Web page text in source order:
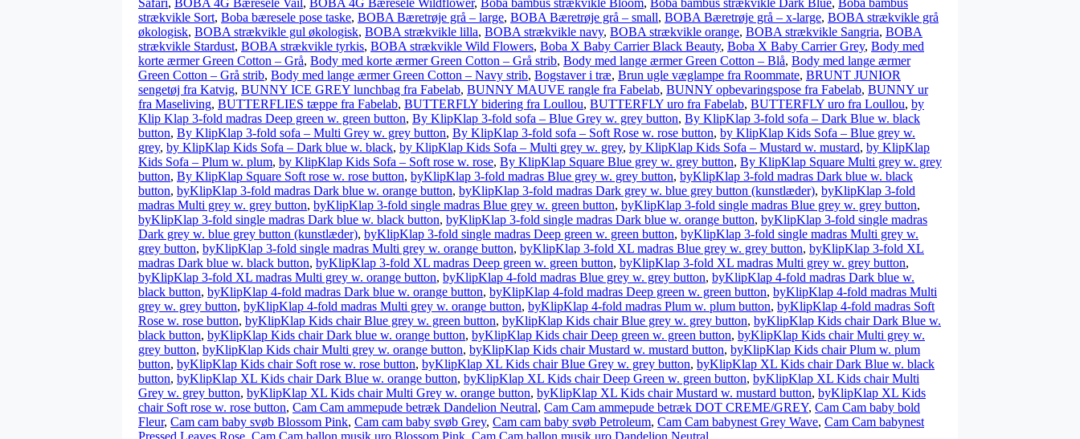
Safari, BOBA 4G Bæresele Vail, BOBA 4G Bæresele Wildflower, Boba bambus strækvikle Bloom, Boba bambus strækvikle Dark Blue, Boba bambus
strækvikle Sort, Boba bæresele pose taske, BOBA Bæretrøje grå – large, BOBA Bæretrøje grå – small, BOBA Bæretrøje grå – x-large, BOBA strækvikle grå
økologisk, BOBA strækvikle gul økologisk, BOBA strækvikle lilla, BOBA strækvikle navy, BOBA strækvikle orange, BOBA strækvikle Sangria, BOBA
strækvikle Stardust, BOBA strækvikle tyrkis, BOBA strækvikle Wild Flowers, Boba X Baby Carrier Black Beauty, Boba X Baby Carrier Grey, Body med
korte ærmer Green Cotton – Grå, Body med korte ærmer Green Cotton – Grå strib, Body med lange ærmer Green Cotton – Blå, Body med lange ærmer
Green Cotton – Grå strib, Body med lange ærmer Green Cotton – Navy strib, Bogstaver i træ, Brun ugle væglampe fra Roommate, BRUNT JUNIOR
sengetøj fra Katvig, BUNNY ICE GREY lunchbag fra Fabelab, BUNNY MAUVE rangle fra Fabelab, BUNNY opbevaringspose fra Fabelab, BUNNY ur
fra Maseliving, BUTTERFLIES tæppe fra Fabelab, BUTTERFLY bidering fra Loullou, BUTTERFLY uro fra Fabelab, BUTTERFLY uro fra Loullou, by
Klip Klap 3-fold madras Deep green w. green button, By KlipKlap 3-fold sofa – Blue Grey w. grey button, By KlipKlap 3-fold sofa – Dark Blue w. black
button, By KlipKlap 3-fold sofa – Multi Grey w. grey button, By KlipKlap 3-fold sofa – Soft Rose w. rose button, by KlipKlap Kids Sofa – Blue grey w.
grey, by KlipKlap Kids Sofa – Dark blue w. black, by KlipKlap Kids Sofa – Multi grey w. grey, by KlipKlap Kids Sofa – Mustard w. mustard, by KlipKlap
Kids Sofa – Plum w. plum, by KlipKlap Kids Sofa – Soft rose w. rose, By KlipKlap Square Blue grey w. grey button, By KlipKlap Square Multi grey w. grey
button, By KlipKlap Square Soft rose w. rose button, byKlipKlap 3-fold madras Blue grey w. grey button, byKlipKlap 3-fold madras Dark blue w. black
button, byKlipKlap 3-fold madras Dark blue w. orange button, byKlipKlap 3-fold madras Dark grey w. blue grey button (kunstlæder), byKlipKlap 3-fold
madras Multi grey w. grey button, byKlipKlap 3-fold single madras Blue grey w. green button, byKlipKlap 3-fold single madras Blue grey w. grey button,
byKlipKlap 3-fold single madras Dark blue w. black button, byKlipKlap 3-fold single madras Dark blue w. orange button, byKlipKlap 3-fold single madras
Dark grey w. blue grey button (kunstlæder), byKlipKlap 3-fold single madras Deep green w. green button, byKlipKlap 3-fold single madras Multi grey w.
grey button, byKlipKlap 3-fold single madras Multi grey w. orange button, byKlipKlap 3-fold XL madras Blue grey w. grey button, byKlipKlap 3-fold XL
madras Dark blue w. black button, byKlipKlap 3-fold XL madras Deep green w. green button, byKlipKlap 3-fold XL madras Multi grey w. grey button,
byKlipKlap 3-fold XL madras Multi grey w. orange button, byKlipKlap 4-fold madras Blue grey w. grey button, byKlipKlap 4-fold madras Dark blue w.
black button, byKlipKlap 4-fold madras Dark blue w. orange button, byKlipKlap 4-fold madras Deep green w. green button, byKlipKlap 4-fold madras Multi
grey w. grey button, byKlipKlap 4-fold madras Multi grey w. orange button, byKlipKlap 4-fold madras Plum w. plum button, byKlipKlap 4-fold madras Soft
Rose w. rose button, byKlipKlap Kids chair Blue grey w. green button, byKlipKlap Kids chair Blue grey w. grey button, byKlipKlap Kids chair Dark Blue w.
black button, byKlipKlap Kids chair Dark blue w. orange button, byKlipKlap Kids chair Deep green w. green button, byKlipKlap Kids chair Multi grey w.
grey button, byKlipKlap Kids chair Multi grey w. orange button, byKlipKlap Kids chair Mustard w. mustard button, byKlipKlap Kids chair Plum w. plum
button, byKlipKlap Kids chair Soft rose w. rose button, byKlipKlap XL Kids chair Blue Grey w. grey button, byKlipKlap XL Kids chair Dark Blue w. black
button, byKlipKlap XL Kids chair Dark Blue w. orange button, byKlipKlap XL Kids chair Deep Green w. green button, byKlipKlap XL Kids chair Multi
Grey w. grey button, byKlipKlap XL Kids chair Multi Grey w. orange button, byKlipKlap XL Kids chair Mustard w. mustard button, byKlipKlap XL Kids
chair Soft rose w. rose button, Cam Cam ammepude betræk Dandelion Neutral, Cam Cam ammepude betræk DOT CREME/GREY, Cam Cam baby bold
Fleur, Cam cam baby svøb Blossom Pink, Cam cam baby svøb Grey, Cam cam baby svøb Petroleum, Cam Cam babynest Grey Wave, Cam Cam babynest
Pressed Leaves Rose Cam Cam ballon musik uro Blossom Pink Cam Cam ballon musik uro Dandelion Neutral